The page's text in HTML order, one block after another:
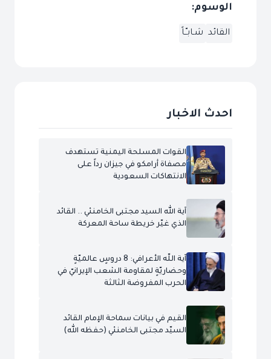
الوسوم:
القائد شـابـّـاً
احدث الاخبار
القوات المسلحة اليمنية تستهدف
مصفاة أرامكو في جيزان رداً على
الانتهاكات السعودية
آية الله السيد مجتبى الخامنئي .. القائد
الذي غيّر خريطة ساحة المعركة
آية اللّه الأعرافي: 8 دروسٍ عالميّةٍ
وحضاريّةٍ لمقاومة الشعب الإيرانيّ في
الحرب المفروضة الثالثة
القيم في بيانات سماحة الإمام القائد
السيّد مجتبى الخامنئي (حفظه الله)